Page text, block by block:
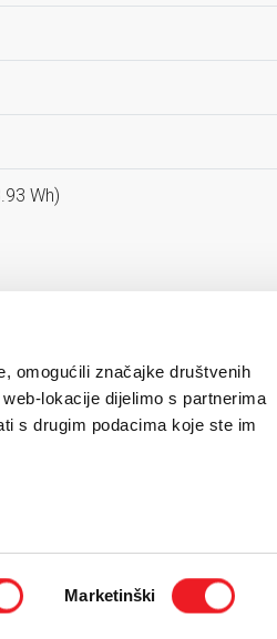
omogućili značajke društvenih
lokacije dijelimo s partnerima
s drugim podacima koje ste im
Marketinški
Wh)